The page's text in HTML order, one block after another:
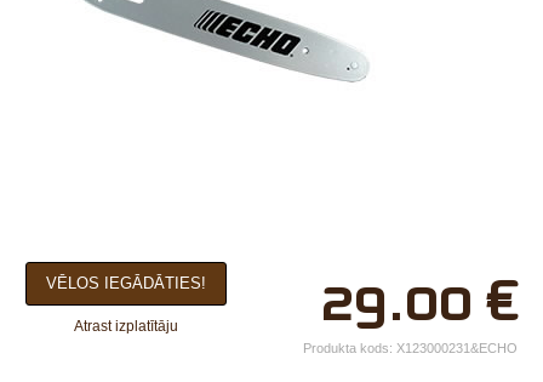
×
Jūsu vārds*
Uzņēmuma
29.00 €
VĒLOS IEGĀDĀTIES!
Atrast izplatītāju
Produkta kods: X123000231&ECHO